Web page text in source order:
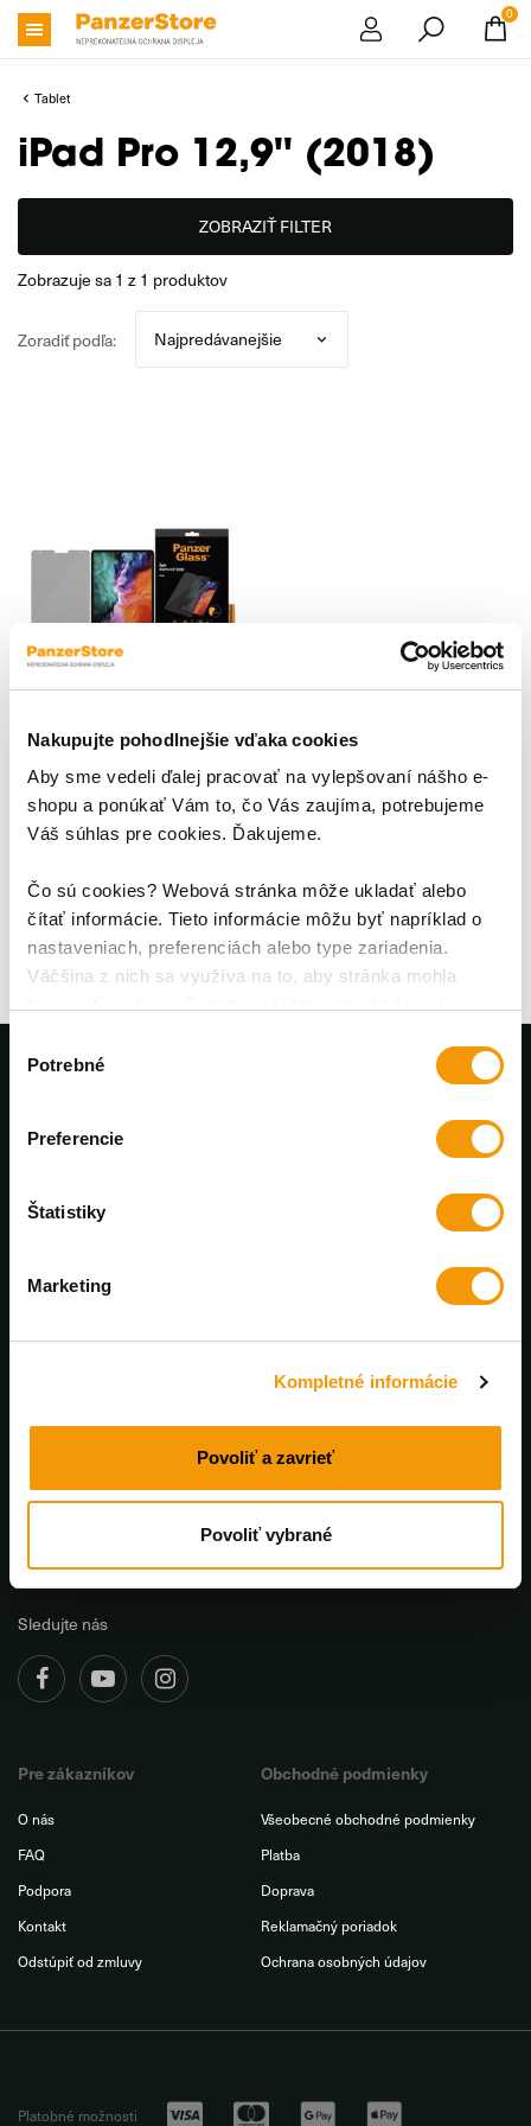
Nakupujte pohodlnejšie vďaka cookies
Aby sme vedeli ďalej pracovať na vylepšovaní nášho e-
shopu a ponúkať Vám to, čo Vás zaujíma, potrebujeme
Váš súhlas pre cookies. Ďakujeme.
Čo sú cookies? Webová stránka môže ukladať alebo
čítať informácie. Tieto informácie môžu byť napríklad o
nastaveniach, preferenciách alebo type zariadenia.
Väčšina z nich sa využíva na to, aby stránka mohla
súhlasu
Potrebné
Preferencie
Štatistiky
Marketing
Kompletné informácie
Povoliť a zavrieť
Povoliť vybrané
0
Tablet
iPad Pro 12,9'' (2018)
ZOBRAZIŤ FILTER
zobrazuje sa 1 z 1 produktov
Zoradiť podľa:
Tvrdené sklo Case
Friendly Privacy pre iPad
Pro 12,9'', číra
PanzerGlass - ochrana vždy na
prvom mieste; Ochranné
dánskej značky PanzerGlass je
ultimátna ochrana displeja. Je
vyrobené z temperovaného
Japonského skla Asahi tej
najvyššej kvality, tvrdosti a
priehľadnosti. Na rozdiel od
41,95 €
Poradíme a pomôžeme. Pracovné dni od 8 do 17:00
Tovar skladom doručíme do 48 hodín
Sledujte nás
Pre zákazníkov
O nás
FAQ
Podpora
Kontakt
Odstúpiť od zmluvy
Obchodné podmienky
Všeobecné obchodné podmienky
Platba
Doprava
Reklamačný poriadok
Ochrana osobných údajov
Platobné možnosti